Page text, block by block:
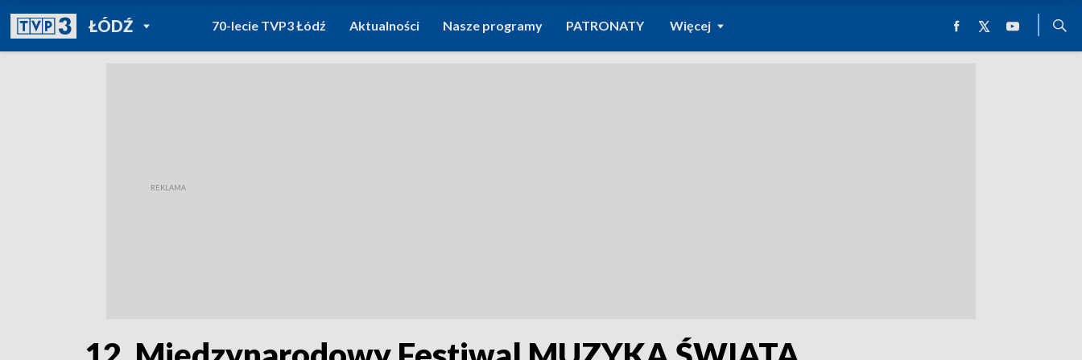
ŁÓDŹPOWRÓT DO
TVP REGIONY
70-lecie TVP3 Łódź Aktualności Nasze programy PATRONATY Więcej